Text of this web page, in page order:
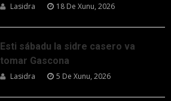
Lasidra 18 De Xunu, 2026
Esti sábadu la sidre casero va
tomar Gascona
Lasidra 5 De Xunu, 2026